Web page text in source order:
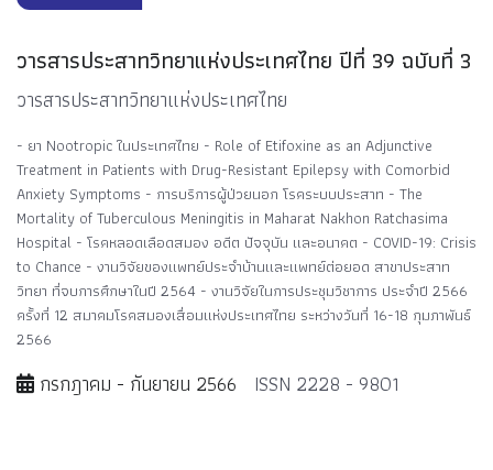
วารสารประสาทวิทยาแห่งประเทศไทย ปีที่ 39 ฉบับที่ 3
วารสารประสาทวิทยาแห่งประเทศไทย
- ยา Nootropic ในประเทศไทย - Role of Etifoxine as an Adjunctive
Treatment in Patients with Drug-Resistant Epilepsy with Comorbid
Anxiety Symptoms - การบริการผู้ป่วยนอก โรคระบบประสาท - The
Mortality of Tuberculous Meningitis in Maharat Nakhon Ratchasima
Hospital - โรคหลอดเลือดสมอง อดีต ปัจจุบัน และอนาคต - COVID-19: Crisis
to Chance - งานวิจัยของแพทย์ประจำบ้านและแพทย์ต่อยอด สาขาประสาท
วิทยา ที่จบการศึกษาในปี 2564 - งานวิจัยในการประชุมวิชาการ ประจำปี 2566
ครั้งที่ 12 สมาคมโรคสมองเสื่อมแห่งประเทศไทย ระหว่างวันที่ 16-18 กุมภาพันธ์
2566
กรกฎาคม - กันยายน 2566 ISSN 2228 - 9801